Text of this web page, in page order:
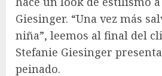
Giesinger. “Una vez más
niña”, leemos al final del
Stefanie Giesinger
peinado.